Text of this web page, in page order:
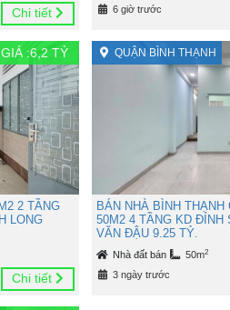
Chi tiết 6 giờ trước
GIÁ :6,2 TỶ
2 TẦNG
LONG
Chi tiết
QUẬN BÌNH THẠNH
BÁN NHÀ BÌNH THẠNH
50M2 4 TẦNG KD ĐỈNH
VĂN ĐẬU 9.25 TỶ.
Nhà đất bán 50m2
3 ngày trước